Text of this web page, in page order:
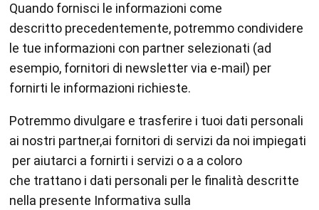
Quando fornisci le informazioni come
descritto precedentemente, potremmo condividere
le tue informazioni con partner selezionati (ad
esempio, fornitori di newsletter via e-mail) per
fornirti le informazioni richieste.
Potremmo divulgare e trasferire i tuoi dati personali
ai nostri partner,ai fornitori di servizi da noi impiegati
per aiutarci a fornirti i servizi o a a coloro
che trattano i dati personali per le finalità descritte
nella presente Informativa sulla